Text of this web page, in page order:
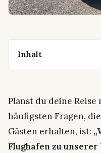
Inhalt
Planst du deine Reise
häufigsten Fragen,
Gästen erhalten, ist:
Flughafen zu